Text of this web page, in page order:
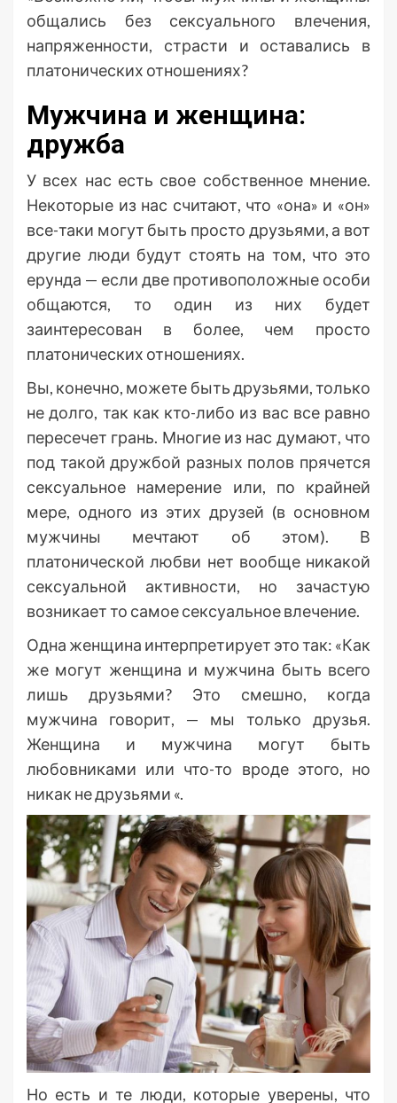
общались без сексуального влечения,
напряженности, страсти и оставались в
платонических отношениях?
Мужчина и женщина:
дружба
У всех нас есть свое собственное мнение.
Некоторые из нас считают, что «она» и «он»
все-таки могут быть просто друзьями, а вот
другие люди будут стоять на том, что это
ерунда — если две противоположные особи
общаются, то один из них будет
заинтересован в более, чем просто
платонических отношениях.
Вы, конечно, можете быть друзьями, только
не долго, так как кто-либо из вас все равно
пересечет грань. Многие из нас думают, что
под такой дружбой разных полов прячется
сексуальное намерение или, по крайней
мере, одного из этих друзей (в основном
мужчины мечтают об этом). В
платонической любви нет вообще никакой
сексуальной активности, но зачастую
возникает то самое сексуальное влечение.
Одна женщина интерпретирует это так: «Как
же могут женщина и мужчина быть всего
лишь друзьями? Это смешно, когда
мужчина говорит, — мы только друзья.
Женщина и мужчина могут быть
любовниками или что-то вроде этого, но
никак не друзьями «.
Но есть и те люди, которые уверены, что